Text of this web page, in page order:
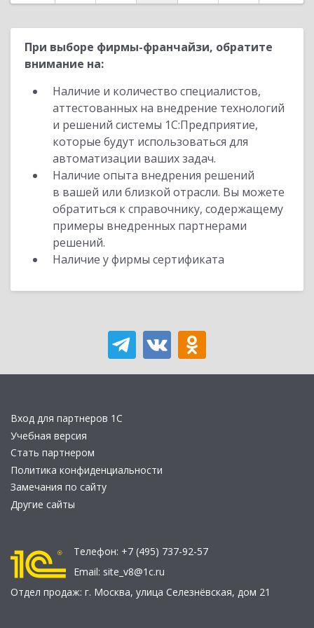
При выборе фирмы-франчайзи, обратите
внимание на:
Наличие и количество специалистов,
аттестованных на внедрение технологий
и решений системы 1С:Предприятие,
которые будут использоваться для
автоматизации ваших задач.
Наличие опыта внедрения решений
в вашей или близкой отрасли. Вы можете
обратиться к справочнику, содержащему
примеры внедренных партнерами
решений.
Наличие у фирмы сертификата
Вход для партнеров 1С
Учебная версия
Стать партнером
Политика конфиденциальности
Замечания по сайту
Другие сайты
Телефон: +7 (495) 737-92-57
Email: site_v8@1c.ru
Отдел продаж: г. Москва, улица Селезнёвская, дом 21